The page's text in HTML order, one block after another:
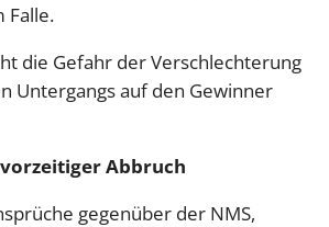
Falle.
die Gefahr der Verschlechterung
Untergangs auf den Gewinner
Abbruch
gegenüber der NMS,